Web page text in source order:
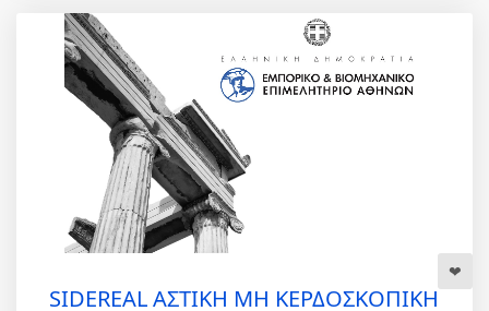
SIDEREAL ΑΣΤΙΚΗ ΜΗ ΚΕΡΔΟΣΚΟΠΙΚΗ